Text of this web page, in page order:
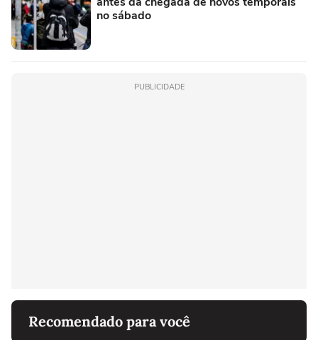
no sábado
PUBLICIDADE
Recomendado para você